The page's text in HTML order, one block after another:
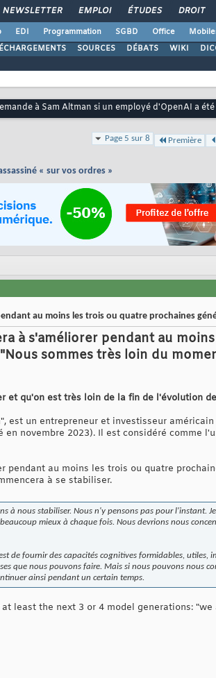
NEWSLETTER EMPLOI ÉTUDES DROIT
EDI Programmation SGBD Office
SOURCES DÉBATS WIKI
à Sam Altman si un employé d'OpenAI a
Page 5 sur 8 Première
« sur vos ordres »
au moins les trois ou quatre prochaines
à s'améliorer pendant au
sommes très loin du
et qu'on est très loin de la fin de l'évolution
est un entrepreneur et investisseur
novembre 2023). Il est considéré comme
pendant au moins les trois ou quatre
à se stabiliser.
à nous stabiliser. Nous n'y pensons pas pour l'instant.
mieux à chaque fois. Nous devrions nous
de fournir des capacités cognitives formidables, utiles,
que nous pouvons faire. Mais si nous pouvons nous
ainsi pendant un certain temps.
least the next 3 or 4 model generations: